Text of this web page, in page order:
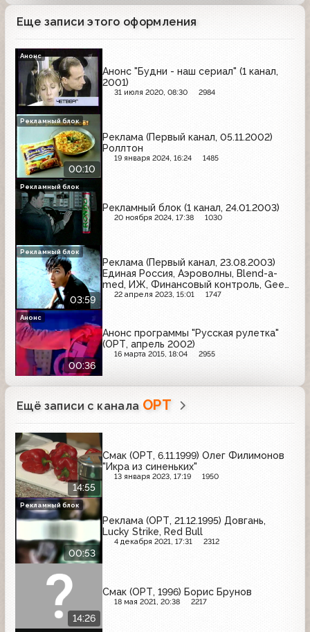
Еще записи этого оформления
Анонс "Будни - наш сериал" (1 канал,
2001)
31 июля 2020, 08:30 2984
Анонс
00:10
Реклама (Первый канал, 05.11.2002)
Роллтон
19 января 2024, 16:24 1485
Рекламный блок
Рекламный блок (1 канал, 24.01.2003)
20 ноября 2024, 17:38 1030
Рекламный блок
03:59
Реклама (Первый канал, 23.08.2003)
Единая Россия, Аэроволны, Blend-a-
med, ИЖ, Финансовый контроль, Gee
Jay, Head&Shoulders, Orbit, Белый
22 апреля 2023, 15:01 1747
Рекламный блок
00:36
Анонс программы "Русская рулетка"
(ОРТ, апрель 2002)
16 марта 2015, 18:04 2955
Анонс
Ещё записи с канала ОРТ
14:55
Смак (ОРТ, 6.11.1999) Олег Филимонов
"Икра из синеньких"
13 января 2023, 17:19 1950
00:53
Реклама (ОРТ, 21.12.1995) Довгань,
Lucky Strike, Red Bull
4 декабря 2021, 17:31 2312
Рекламный блок
14:26
Смак (ОРТ, 1996) Борис Брунов
18 мая 2021, 20:38 2217